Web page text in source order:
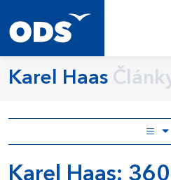
Karel Haas
Karel Haas: